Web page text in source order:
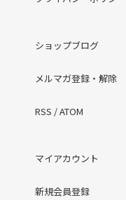
ショップブログ
メルマガ登録・解除
RSS /ATOM
マイアカウント
新規会員登録